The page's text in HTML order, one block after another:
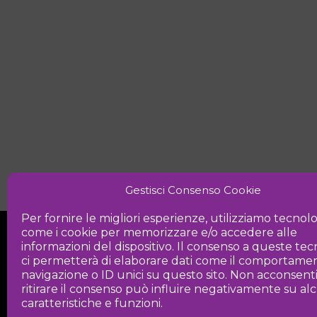
Gestisci Consenso Cookie
Per fornire le migliori esperienze, utilizziamo
come i cookie per memorizzare e/o accedere alle
informazioni del dispositivo. Il consenso a queste
ci permetterà di elaborare dati come il
navigazione o ID unici su questo sito. Non
ritirare il consenso può influire negativamente su
caratteristiche e funzioni.
Iniziativa